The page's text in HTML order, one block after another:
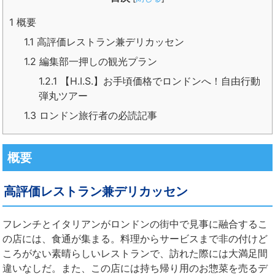
1 概要
1.1 高評価レストラン兼デリカッセン
1.2 編集部一押しの観光プラン
1.2.1 【H.I.S.】お手頃価格でロンドンへ！自由行動
弾丸ツアー
1.3 ロンドン旅行者の必読記事
概要
高評価レストラン兼デリカッセン
フレンチとイタリアンがロンドンの街中で見事に融合するこ
の店には、食通が集まる。料理からサービスまで非の付けど
ころがない素晴らしいレストランで、訪れた際には大満足間
違いなしだ。また、この店には持ち帰り用のお惣菜を売るデ